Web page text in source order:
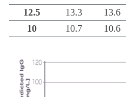
12.5
13.3 13.6
10
10.7 10.6